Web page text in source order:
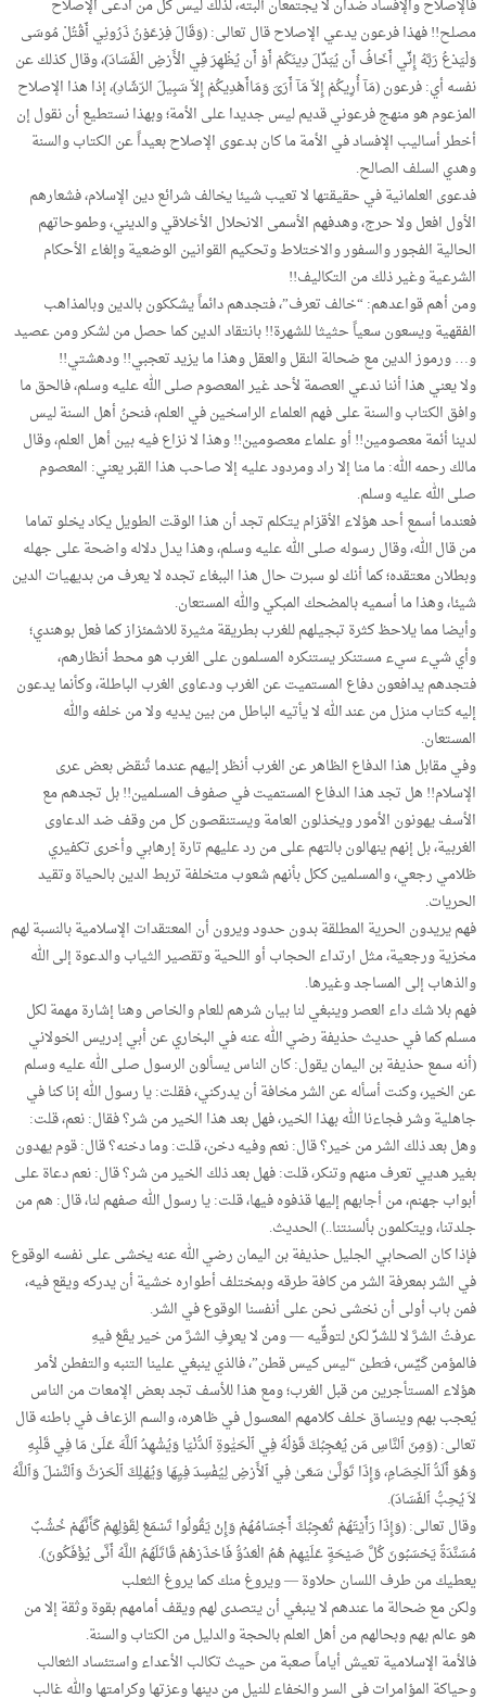
فالإصلاح والإفساد ضدان لا يجتمعان ألبته، لذلك ليس كل من ادعى الإصلاح
مصلح!! فهذا فرعون يدعي الإصلاح قال تعالى: (وَقَالَ فِرْعَوْنُ ذَرُونِي أَقْتُلْ مُوسَى
وَلْيَدْعُ رَبَّهُ إِنِّي أَخَافُ أَن يُبَدِّلَ دِينَكُمْ أَوْ أَن يُظْهِرَ فِي الْأَرْضِ الْفَسَادَ)، وقال كذلك عن
نفسه أي: فرعون (مَآ أُرِيكُمْ إِلاّ مَآ أَرَىَ وَمَاأَهْدِيكُمْ إِلاّ سَبِيلَ الرّشَادِ)، إذا هذا الإصلاح
المزعوم هو منهج فرعوني قديم ليس جديدا على الأمة؛ وبهذا نستطيع أن نقول إن
أخطر أساليب الإفساد في الأمة ما كان بدعوى الإصلاح بعيداً عن الكتاب والسنة
وهدي السلف الصالح.
فدعوى العلمانية في حقيقتها لا تعيب شيئا يخالف شرائع دين الإسلام، فشعارهم
الأول افعل ولا حرج، وهدفهم الأسمى الانحلال الأخلاقي والديني، وطموحاتهم
الحالية الفجور والسفور والاختلاط وتحكيم القوانين الوضعية وإلغاء الأحكام
الشرعية وغير ذلك من التكاليف!!
ومن أهم قواعدهم: “خالف تعرف”، فتجدهم دائماً يشككون بالدين وبالمذاهب
الفقهية ويسعون سعياً حثيثا للشهرة!! بانتقاد الدين كما حصل من لشكر ومن عصيد
و… ورموز الدين مع ضحالة النقل والعقل وهذا ما يزيد تعجبي!! ودهشتي!!
ولا يعني هذا أننا ندعي العصمة لأحد غير المعصوم صلى الله عليه وسلم، فالحق ما
وافق الكتاب والسنة على فهم العلماء الراسخين في العلم، فنحنُ أهل السنة ليس
لدينا أئمة معصومين!! أو علماء معصومين!! وهذا لا نزاع فيه بين أهل العلم، وقال
مالك رحمه الله: ما منا إلا راد ومردود عليه إلا صاحب هذا القبر يعني: المعصوم
صلى الله عليه وسلم.
فعندما أسمع أحد هؤلاء الأقزام يتكلم تجد أن هذا الوقت الطويل يكاد يخلو تماما
من قال الله، وقال رسوله صلى الله عليه وسلم، وهذا يدل دلاله واضحة على جهله
وبطلان معتقده؛ كما أنك لو سبرت حال هذا الببغاء تجده لا يعرف من بديهيات الدين
شيئا، وهذا ما أسميه بالمضحك المبكي والله المستعان.
وأيضا مما يلاحظ كثرة تبجيلهم للغرب بطريقة مثيرة للاشمئزاز كما فعل بوهندي؛
وأي شيء سيء مستنكر يستنكره المسلمون على الغرب هو محط أنظارهم،
فتجدهم يدافعون دفاع المستميت عن الغرب ودعاوى الغرب الباطلة، وكأنما يدعون
إليه كتاب منزل من عند الله لا يأتيه الباطل من بين يديه ولا من خلفه والله
المستعان.
وفي مقابل هذا الدفاع الظاهر عن الغرب أنظر إليهم عندما تُنقض بعض عرى
الإسلام!! هل تجد هذا الدفاع المستميت في صفوف المسلمين!! بل تجدهم مع
الأسف يهونون الأمور ويخذلون العامة ويستنقصون كل من وقف ضد الدعاوى
الغربية، بل إنهم ينهالون بالتهم على من رد عليهم تارة إرهابي وأخرى تكفيري
ظلامي رجعي، والمسلمين ككل بأنهم شعوب متخلفة تربط الدين بالحياة وتقيد
الحريات.
فهم يريدون الحرية المطلقة بدون حدود ويرون أن المعتقدات الإسلامية بالنسبة لهم
مخزية ورجعية، مثل ارتداء الحجاب أو اللحية وتقصير الثياب والدعوة إلى الله
والذهاب إلى المساجد وغيرها.
فهم بلا شك داء العصر وينبغي لنا بيان شرهم للعام والخاص وهنا إشارة مهمة لكل
مسلم كما في حديث حذيفة رضي الله عنه في البخاري عن أبي إدريس الخولاني
(أنه سمع حذيفة بن اليمان يقول: كان الناس يسألون الرسول صلى الله عليه وسلم
عن الخير، وكنت أسأله عن الشر مخافة أن يدركني، فقلت: يا رسول الله إنا كنا في
جاهلية وشر فجاءنا الله بهذا الخير، فهل بعد هذا الخير من شر؟ فقال: نعم، قلت:
وهل بعد ذلك الشر من خير؟ قال: نعم وفيه دخن، قلت: وما دخنه؟ قال: قوم يهدون
بغير هديي تعرف منهم وتنكر، قلت: فهل بعد ذلك الخير من شر؟ قال: نعم دعاة على
أبواب جهنم، من أجابهم إليها قذفوه فيها، قلت: يا رسول الله صفهم لنا، قال: هم من
جلدتنا، ويتكلمون بألسنتنا..) الحديث.
فإذا كان الصحابي الجليل حذيفة بن اليمان رضي الله عنه يخشى على نفسه الوقوع
في الشر بمعرفة الشر من كافة طرقه وبمختلف أطواره خشية أن يدركه ويقع فيه،
فمن باب أولى أن نخشى نحن على أنفسنا الوقوع في الشر.
عرفتُ الشرَّ لا للشرِّ لكنْ لتوقِّيه — ومن لا يعرِفِ الشرَّ من خير يقَعْ فيهِ
فالمؤمن كَيِّس، فـَطـِن “ليس كيس قطن”، فالذي ينبغي علينا التنبه والتفطن لأمر
هؤلاء المستأجرين من قبل الغرب؛ ومع هذا للأسف تجد بعض الإمعات من الناس
يُعجب بهم وينساق خلف كلامهم المعسول في ظاهره، والسم الزعاف في باطنه قال
تعالى: (وَمِنَ ٱلنَّاسِ مَن يُعْجِبُكَ قَوْلُهُ فِي ٱلْحَيَٰوةِ ٱلدُّنْيَا وَيُشْهِدُ ٱللَّهَ عَلَىٰ مَا فِي قَلْبِهِ
وَهُوَ أَلَدُّ ٱلْخِصَامِ، وَإِذَا تَوَلَّىٰ سَعَىٰ فِي ٱلأَرْضِ لِيُفْسِدَ فِيِهَا وَيُهْلِكَ ٱلْحَرْثَ وَٱلنَّسْلَ وَٱللَّهُ
لاَ يُحِبُّ ٱلفَسَادَ).
وقال تعالى: (وَإِذَا رَأَيْتَهُمْ تُعْجِبُكَ أَجْسَامُهُمْ وَإِنْ يَقُولُوا تَسْمَعْ لِقَوْلِهِمْ كَأَنَّهُمْ خُشُبٌ
مُسَنَّدَةٌ يَحْسَبُونَ كُلَّ صَيْحَةٍ عَلَيْهِمْ هُمُ الْعَدُوُّ فَاحْذَرْهُمْ قَاتَلَهُمُ اللَّهُ أَنَّى يُؤْفَكُونَ).
يعطيك من طرف اللسان حلاوة — ويروغ منك كما يروغ الثعلب
ولكن مع ضحالة ما عندهم لا ينبغي أن يتصدى لهم ويقف أمامهم بقوة وثقة إلا من
هو عالم بهم وبحالهم من أهل العلم بالحجة والدليل من الكتاب والسنة.
فالأمة الإسلامية تعيش أياماً صعبة من حيث تكالب الأعداء واستئساد الثعالب
وحياكة المؤامرات في السر والخفاء للنيل من دينها وعزتها وكرامتها والله غالب